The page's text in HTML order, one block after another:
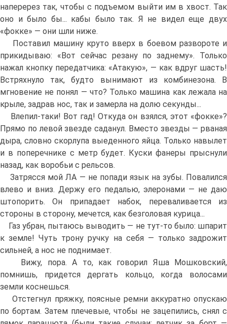
наперерез так, чтобы с подъемом выйти им в хвост. Так
оно и было бы... кабы было так. Я не видел еще двух
«фокке» — они шли ниже.
Поставил машину круто вверх в боевом развороте и
прикидываю: «Вот сейчас резану по заднему». Только
нажал кнопку передатчика: «Атакую», — как вдруг шасть!
Встряхнуло так, будто вынимают из комбинезона. В
мгновение не понял — что? Только машина как лежала на
крыле, задрав нос, так и замерла на долю секунды...
Влепил-таки! Вот гад! Откуда он взялся, этот «фокке»?
Прямо по левой звезде саданул. Вместо звезды — рваная
дыра, словно скорлупа выеденного яйца. Только навылет
и в поперечнике с метр будет. Куски фанеры прыснули
назад, как воробьи с рельсов.
Затрясся мой ЛА — не попади язык на зубы. Повалился
влево и вниз. Держу его педалью, элеронами — не даю
штопорить. Он припадает набок, переваливается из
стороны в сторону, мечется, как безголовая курица...
Газ убран, пытаюсь выводить — не тут-то было: шпарит
к земле! Чуть трону ручку на себя — только задрожит
сильней, а нос не поднимает.
Вижу, пора. А то, как говорил Яша Мошковский,
помнишь, придется дергать кольцо, когда волосами
земли коснешься.
Отстегнул пряжку, поясные ремни аккуратно опускаю
по бортам. Затем плечевые, чтобы не зацепились, снял с